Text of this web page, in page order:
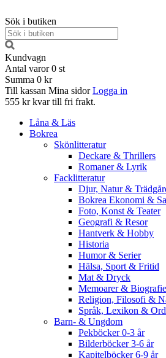
Sök i butiken
Kundvagn
Antal varor 0 st
Summa 0 kr
Till kassan Mina sidor Logga in
555 kr kvar till fri frakt.
Låna & Läs
Bokrea
Skönlitteratur
Deckare & Thrillers
Romaner & Lyrik
Facklitteratur
Djur, Natur &
Bokrea Ekonomi &
Foto, Konst & Teater
Geografi & Resor
Hantverk & Hobby
Historia
Humor & Serier
Hälsa, Sport & Fritid
Mat & Dryck
Memoarer &
Religion, Filosofi &
Språk, Lexikon &
Barn- & Ungdom
Pekböcker 0-3 år
Bilderböcker 3-6 år
Kapitelböcker 6-9 år